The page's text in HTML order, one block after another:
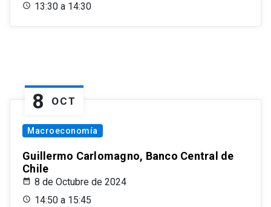
13:30 a 14:30
8 OCT
Macroeconomía
Guillermo Carlomagno, Banco Central de
Chile
8 de Octubre de 2024
14:50 a 15:45